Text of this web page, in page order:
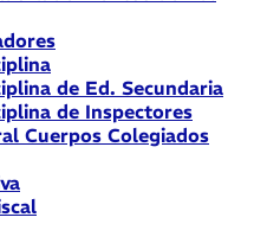
de Ed. Secundaria
de Inspectores
Cuerpos Colegiados